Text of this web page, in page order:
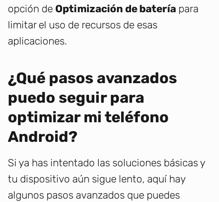
opción de Optimización de batería para
limitar el uso de recursos de esas
aplicaciones.
¿Qué pasos avanzados
puedo seguir para
optimizar mi teléfono
Android?
Si ya has intentado las soluciones básicas y
tu dispositivo aún sigue lento, aquí hay
algunos pasos avanzados que puedes